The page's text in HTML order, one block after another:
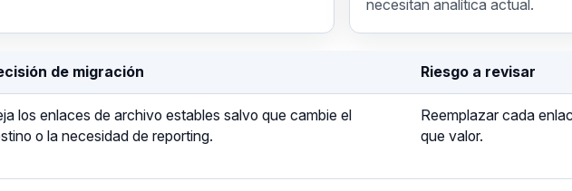
necesitan analítica actual.
de migración Riesgo a revisar
los enlaces de archivo estables salvo que cambie el
o la necesidad de reporting.
Reemplazar cada
que valor.